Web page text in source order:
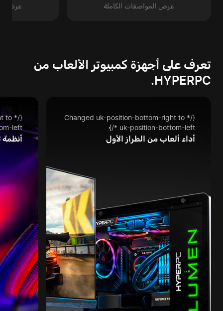
عرض المواصفات الكاملة عرض
تعرف على أجهزة كمبيوتر الألعاب من
HYPERPC.
{/* Changed uk-position-bottom-right to
uk-position-bottom-left */}
أداء ألعاب من الطراز الأول
to
left */}
أنظمة